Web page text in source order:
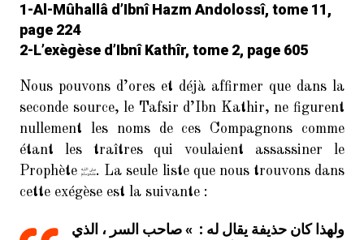
1-Al-Mûhallâ d’Ibnî Hazm Andolossî, tome 11,
page 224
2-L’exègèse d’Ibnî Kathîr, tome 2, page 605
Nous pouvons d’ores et déjà affirmer que dans la
seconde source, le Tafsir d’Ibn Kathir, ne figurent
nullement les noms de ces Compagnons comme
étant les traîtres qui voulaient assassiner le
Prophète
. La seule liste que nous trouvons dans
cette exégèse est la suivante :
ولهذا كان حذيفة يقال له : » صاحب السر ، الذي